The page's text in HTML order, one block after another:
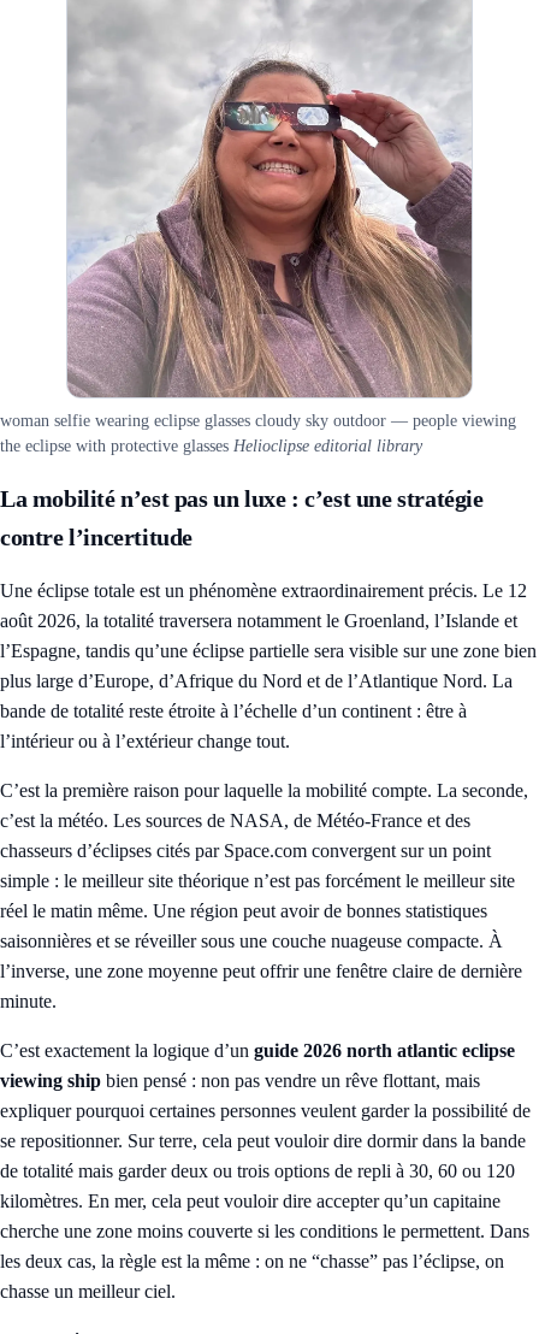
woman selfie wearing eclipse glasses cloudy sky outdoor — people viewing
the eclipse with protective glasses Helioclipse editorial library
La mobilité n’est pas un luxe : c’est une stratégie
contre l’incertitude
Une éclipse totale est un phénomène extraordinairement précis. Le 12
août 2026, la totalité traversera notamment le Groenland, l’Islande et
l’Espagne, tandis qu’une éclipse partielle sera visible sur une zone bien
plus large d’Europe, d’Afrique du Nord et de l’Atlantique Nord. La
bande de totalité reste étroite à l’échelle d’un continent : être à
l’intérieur ou à l’extérieur change tout.
C’est la première raison pour laquelle la mobilité compte. La seconde,
c’est la météo. Les sources de NASA, de Météo-France et des
chasseurs d’éclipses cités par Space.com convergent sur un point
simple : le meilleur site théorique n’est pas forcément le meilleur site
réel le matin même. Une région peut avoir de bonnes statistiques
saisonnières et se réveiller sous une couche nuageuse compacte. À
l’inverse, une zone moyenne peut offrir une fenêtre claire de dernière
minute.
C’est exactement la logique d’un guide 2026 north atlantic eclipse
viewing ship bien pensé : non pas vendre un rêve flottant, mais
expliquer pourquoi certaines personnes veulent garder la possibilité de
se repositionner. Sur terre, cela peut vouloir dire dormir dans la bande
de totalité mais garder deux ou trois options de repli à 30, 60 ou 120
kilomètres. En mer, cela peut vouloir dire accepter qu’un capitaine
cherche une zone moins couverte si les conditions le permettent. Dans
les deux cas, la règle est la même : on ne “chasse” pas l’éclipse, on
chasse un meilleur ciel.